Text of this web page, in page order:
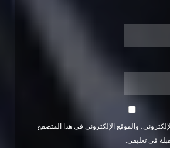
والموقع الإلكتروني في هذا المتصفح
في تعليقي.